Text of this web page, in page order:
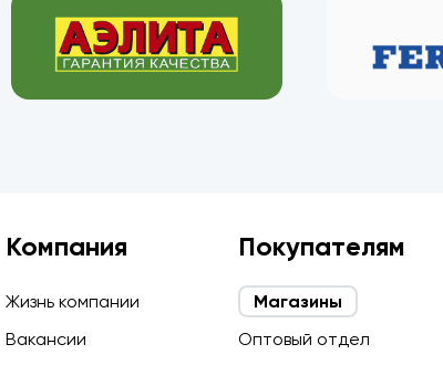
Компания
Жизнь компании
Вакансии
Покупателям
Магазины
Оптовый отдел